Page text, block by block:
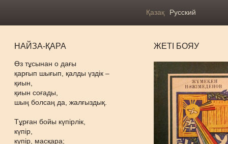
Қазақ Русский
НАЙЗА-ҚАРА
Өз тұсынан о дағы
қарғып шығып, қалды үздік –
қиын,
қиын соғады,
шың болсаң да, жалғыздық.
Тұрған бойы күпірлік,
күпір,
күпір, масқара;
ЖЕТІ БОЯУ